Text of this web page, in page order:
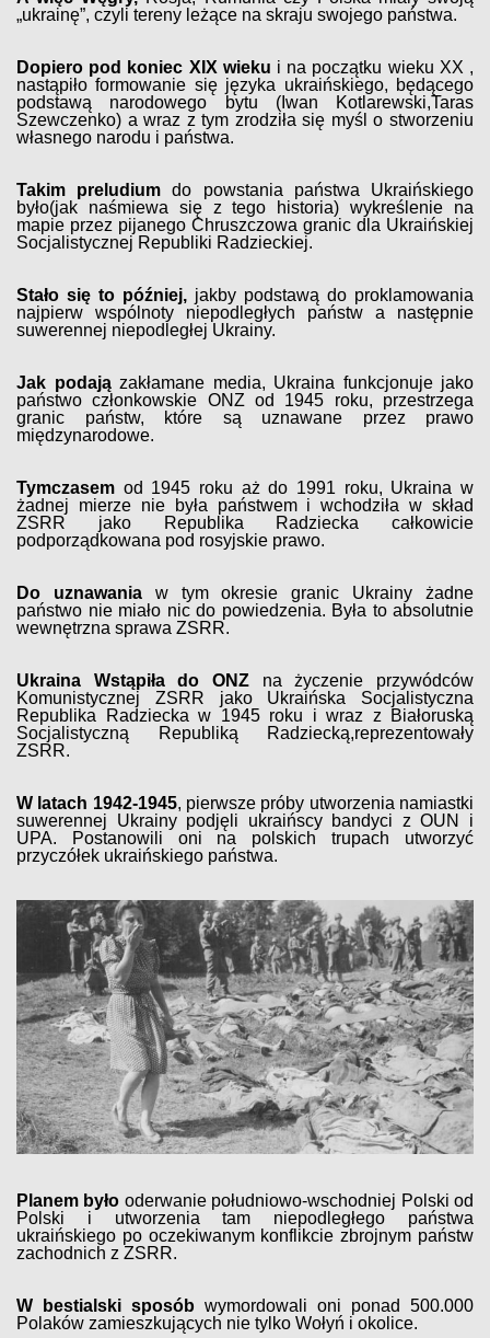
„ukrainę”, czyli tereny leżące na skraju swojego państwa.
Dopiero pod koniec XIX wieku i na początku wieku XX ,
nastąpiło formowanie się języka ukraińskiego, będącego
podstawą narodowego bytu (Iwan Kotlarewski,Taras
Szewczenko) a wraz z tym zrodziła się myśl o stworzeniu
własnego narodu i państwa.
Takim preludium do powstania państwa Ukraińskiego
było(jak naśmiewa się z tego historia) wykreślenie na
mapie przez pijanego Chruszczowa granic dla Ukraińskiej
Socjalistycznej Republiki Radzieckiej.
Stało się to później, jakby podstawą do proklamowania
najpierw wspólnoty niepodległych państw a następnie
suwerennej niepodległej Ukrainy.
Jak podają zakłamane media, Ukraina funkcjonuje jako
państwo członkowskie ONZ od 1945 roku, przestrzega
granic państw, które są uznawane przez prawo
międzynarodowe.
Tymczasem od 1945 roku aż do 1991 roku, Ukraina w
żadnej mierze nie była państwem i wchodziła w skład
ZSRR jako Republika Radziecka całkowicie
podporządkowana pod rosyjskie prawo.
Do uznawaniaw tym okresie granic Ukrainy żadne
państwo nie miało nic do powiedzenia. Była to absolutnie
wewnętrzna sprawa ZSRR.
Ukraina Wstąpiła do ONZ na życzenie przywódców
Komunistycznej ZSRR jako Ukraińska Socjalistyczna
Republika Radziecka w 1945 roku i wraz z Białoruską
Socjalistyczną Republiką Radziecką,reprezentowały
ZSRR.
W latach 1942-1945, pierwsze próby utworzenia namiastki
suwerennej Ukrainy podjęli ukraińscy bandyci z OUN i
UPA. Postanowili oni na polskich trupach utworzyć
przyczółek ukraińskiego państwa.
Planem było oderwanie południowo-wschodniej Polski od
Polski i utworzenia tam niepodległego państwa
ukraińskiego po oczekiwanym konflikcie zbrojnym państw
zachodnich z ZSRR.
W bestialski sposób wymordowali oni ponad 500.000
Polaków zamieszkujących nie tylko Wołyń i okolice.